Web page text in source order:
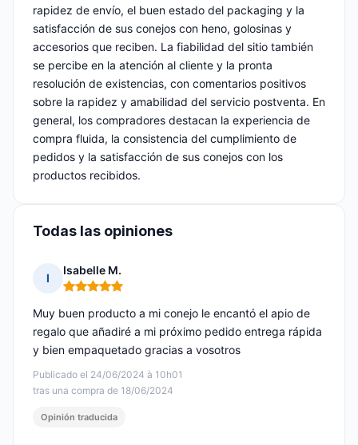
rapidez de envío, el buen estado del packaging y la
satisfacción de sus conejos con heno, golosinas y
accesorios que reciben. La fiabilidad del sitio también
se percibe en la atención al cliente y la pronta
resolución de existencias, con comentarios positivos
sobre la rapidez y amabilidad del servicio postventa. En
general, los compradores destacan la experiencia de
compra fluida, la consistencia del cumplimiento de
pedidos y la satisfacción de sus conejos con los
productos recibidos.
Todas las opiniones
I
Isabelle M.
Nota: 5 de 5
Publicado el 24/06/2024 à 10h01
tras una compra de 18/06/2024
Muy buen producto a mi conejo le encantó el apio de
regalo que añadiré a mi próximo pedido entrega rápida
y bien empaquetado gracias a vosotros
Opinión traducida